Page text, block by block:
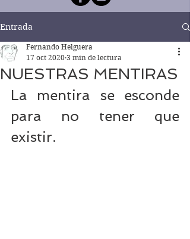
Entrada
NUESTRAS MENTIRAS
Fernando Helguera
17 oct 2020 3 min de lectura
La mentira se esconde
para no tener que
existir.